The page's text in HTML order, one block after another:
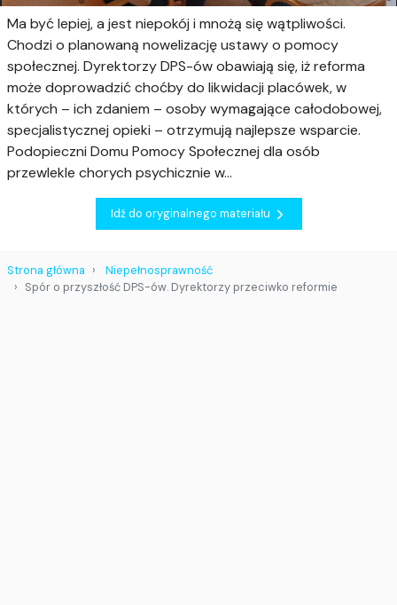
Ma być lepiej, a jest niepokój i mnożą się wątpliwości.
Chodzi o planowaną nowelizację ustawy o pomocy
społecznej. Dyrektorzy DPS-ów obawiają się, iż reforma
może doprowadzić choćby do likwidacji placówek, w
których – ich zdaniem – osoby wymagające całodobowej,
specjalistycznej opieki – otrzymują najlepsze wsparcie.
Podopieczni Domu Pomocy Społecznej dla osób
przewlekle chorych psychicznie w...
Idź do oryginalnego materiału
Strona główna
Niepełnosprawność
Spór o przyszłość DPS-ów. Dyrektorzy przeciwko reformie